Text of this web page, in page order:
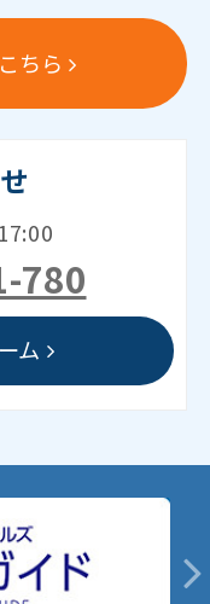
ちら
780
ム